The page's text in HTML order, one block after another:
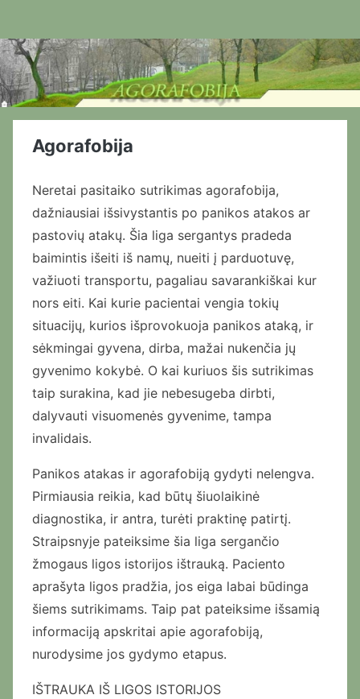
Skip
to
content
Agorafobija
Neretai pasitaiko sutrikimas agorafobija,
dažniausiai išsivystantis po panikos atakos ar
pastovių atakų. Šia liga sergantys pradeda
baimintis išeiti iš namų, nueiti į parduotuvę,
važiuoti transportu, pagaliau savarankiškai kur
nors eiti. Kai kurie pacientai vengia tokių
situacijų, kurios išprovokuoja panikos ataką, ir
sėkmingai gyvena, dirba, mažai nukenčia jų
gyvenimo kokybė. O kai kuriuos šis sutrikimas
taip surakina, kad jie nebesugeba dirbti,
dalyvauti visuomenės gyvenime, tampa
invalidais.
Panikos atakas ir agorafobiją gydyti nelengva.
Pirmiausia reikia, kad būtų šiuolaikinė
diagnostika, ir antra, turėti praktinę patirtį.
Straipsnyje pateiksime šia liga sergančio
žmogaus ligos istorijos ištrauką. Paciento
aprašyta ligos pradžia, jos eiga labai būdinga
šiems sutrikimams. Taip pat pateiksime išsamią
informaciją apskritai apie agorafobiją,
nurodysime jos gydymo etapus.
IŠTRAUKA IŠ LIGOS ISTORIJOS